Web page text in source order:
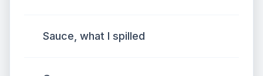
Sauce, what I spilled